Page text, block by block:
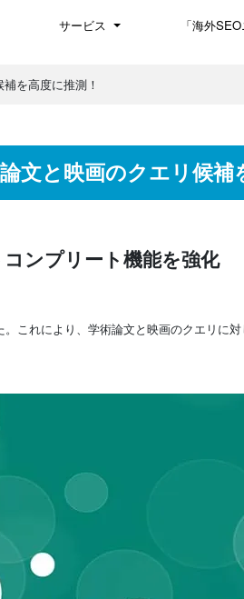
サービス 「海外
を高度に推測！
文と映画のクエリ候補
ンプリート機能を強化
これにより、学術論文と映画のクエリに